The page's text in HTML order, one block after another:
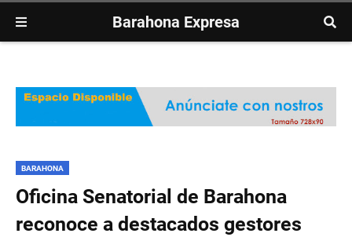
Barahona Expresa
BARAHONA
Oficina Senatorial de Barahona
reconoce a destacados gestores